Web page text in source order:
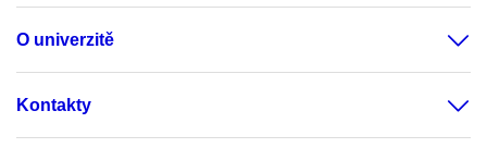
O univerzitě
Kontakty